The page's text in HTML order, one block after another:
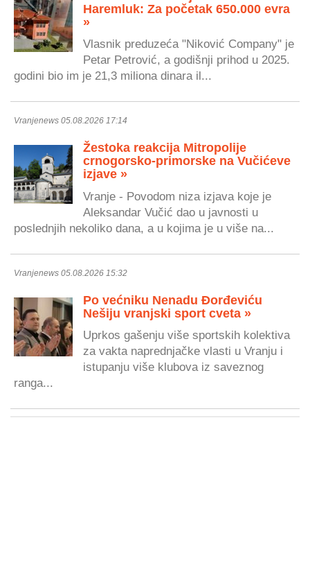
Haremluk: Za početak 650.000 evra
»
Vlasnik preduzeća "Niković Company" je
Petar Petrović, a godišnji prihod u 2025.
godini bio im je 21,3 miliona dinara il...
Vranjenews 05.08.2026 17:14
Žestoka reakcija Mitropolije
crnogorsko-primorske na Vučićeve
izjave »
Vranje - Povodom niza izjava koje je
Aleksandar Vučić dao u javnosti u
poslednjih nekoliko dana, a u kojima je u više na...
Vranjenews 05.08.2026 15:32
Po većniku Nenadu Đorđeviću
Nešiju vranjski sport cveta »
Uprkos gašenju više sportskih kolektiva
za vakta naprednjačke vlasti u Vranju i
istupanju više klubova iz saveznog
ranga...